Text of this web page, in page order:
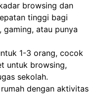
browsing dan
tinggi bagi
gaming, atau punya
1-3 orang, cocok
untuk browsing,
sekolah.
dengan aktivitas